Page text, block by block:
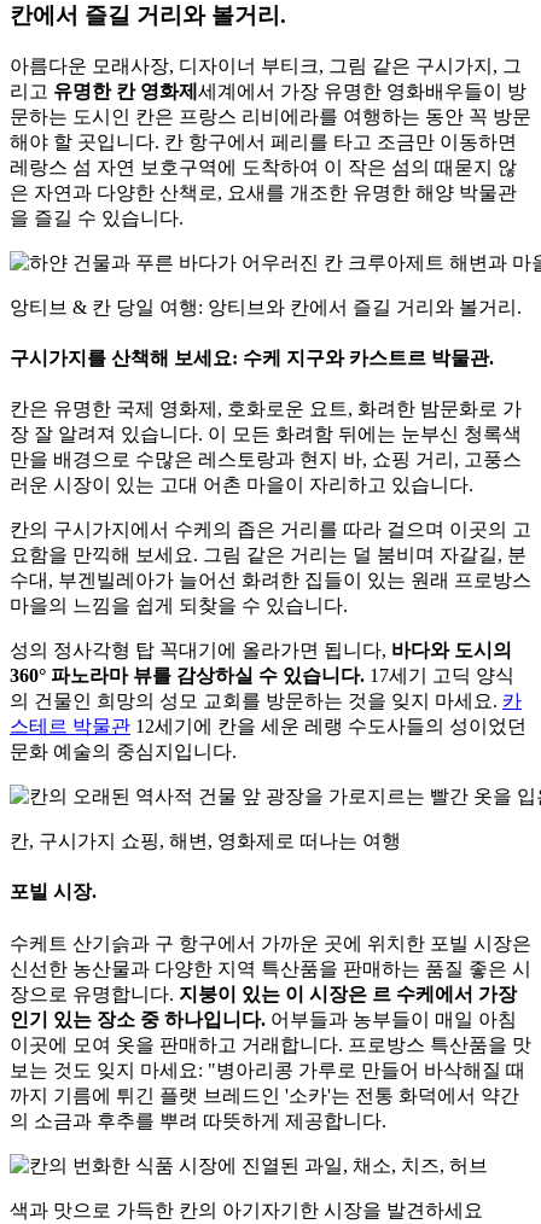
칸에서 즐길 거리와 볼거리.
아름다운 모래사장, 디자이너 부티크, 그림 같은 구시가지, 그
리고 유명한 칸 영화제 세계에서 가장 유명한 영화배우들이 방
문하는 도시인 칸은 프랑스 리비에라를 여행하는 동안 꼭 방문
해야 할 곳입니다. 칸 항구에서 페리를 타고 조금만 이동하면
레랑스 섬 자연 보호구역에 도착하여 이 작은 섬의 때묻지 않
은 자연과 다양한 산책로, 요새를 개조한 유명한 해양 박물관
을 즐길 수 있습니다.
앙티브 & 칸 당일 여행: 앙티브와 칸에서 즐길 거리와 볼거리.
구시가지를 산책해 보세요: 수케 지구와 카스트르 박물관.
칸은 유명한 국제 영화제, 호화로운 요트, 화려한 밤문화로 가
장 잘 알려져 있습니다. 이 모든 화려함 뒤에는 눈부신 청록색
만을 배경으로 수많은 레스토랑과 현지 바, 쇼핑 거리, 고풍스
러운 시장이 있는 고대 어촌 마을이 자리하고 있습니다.
칸의 구시가지에서 수케의 좁은 거리를 따라 걸으며 이곳의 고
요함을 만끽해 보세요. 그림 같은 거리는 덜 붐비며 자갈길, 분
수대, 부겐빌레아가 늘어선 화려한 집들이 있는 원래 프로방스
마을의 느낌을 쉽게 되찾을 수 있습니다.
성의 정사각형 탑 꼭대기에 올라가면 됩니다, 바다와 도시의
360° 파노라마 뷰를 감상하실 수 있습니다. 17세기 고딕 양식
의 건물인 희망의 성모 교회를 방문하는 것을 잊지 마세요. 카
스테르 박물관 12세기에 칸을 세운 레랭 수도사들의 성이었던
문화 예술의 중심지입니다.
칸, 구시가지 쇼핑, 해변, 영화제로 떠나는 여행
포빌 시장.
수케트 산기슭과 구 항구에서 가까운 곳에 위치한 포빌 시장은
신선한 농산물과 다양한 지역 특산품을 판매하는 품질 좋은 시
장으로 유명합니다. 지붕이 있는 이 시장은 르 수케에서 가장
인기 있는 장소 중 하나입니다. 어부들과 농부들이 매일 아침
이곳에 모여 옷을 판매하고 거래합니다. 프로방스 특산품을 맛
보는 것도 잊지 마세요: "병아리콩 가루로 만들어 바삭해질 때
까지 기름에 튀긴 플랫 브레드인 '소카'는 전통 화덕에서 약간
의 소금과 후추를 뿌려 따뜻하게 제공합니다.
색과 맛으로 가득한 칸의 아기자기한 시장을 발견하세요